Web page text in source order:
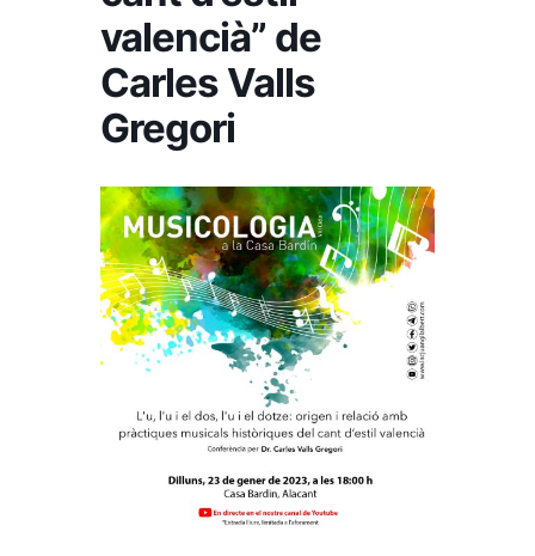
valencià” de
Carles Valls
Gregori